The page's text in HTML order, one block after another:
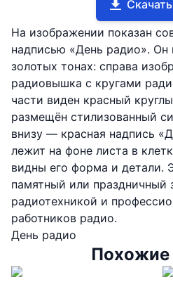
На изображении показан
надписью «День радио». Он
золотых тонах: справа
радиовышка с кругами
части виден красный
размещён стилизованный
внизу — красная надпись
лежит на фоне листа в
видны его форма и детали.
памятный или праздничный
радиотехникой и
работников радио.
День радио